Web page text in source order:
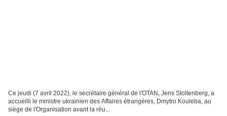
Ce jeudi (7 avril 2022), le secrétaire général de l'OTAN, Jens Stoltenberg, a
accueilli le ministre ukrainien des Affaires étrangères, Dmytro Kouleba, au
siège de l'Organisation avant la réu...